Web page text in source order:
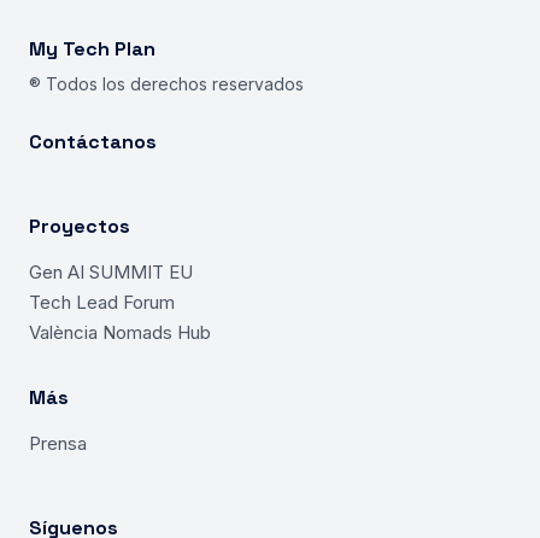
My Tech Plan
® Todos los derechos reservados
Contáctanos
Proyectos
Gen AI SUMMIT EU
Tech Lead Forum
València Nomads Hub
Más
Prensa
Síguenos